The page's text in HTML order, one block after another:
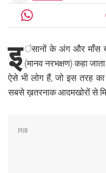
इ ंसानों के अंग और माँस
(मानव नरभक्षण) कहा
ऐसे भी लोग हैं, जो इस तरह
सबसे ख़तरनाक आदमखोरों से